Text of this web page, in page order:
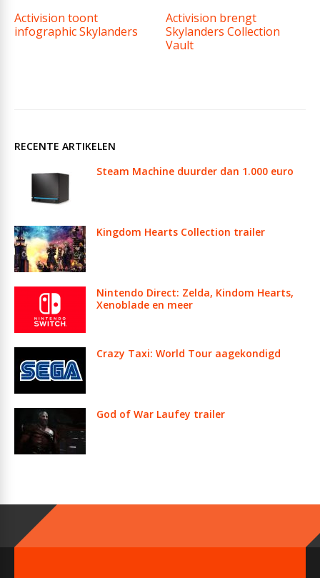
Activision toont
infographic Skylanders
Activision brengt
Skylanders Collection
Vault
RECENTE ARTIKELEN
Steam Machine duurder dan 1.000 euro
Kingdom Hearts Collection trailer
Nintendo Direct: Zelda, Kindom Hearts,
Xenoblade en meer
Crazy Taxi: World Tour aagekondigd
God of War Laufey trailer